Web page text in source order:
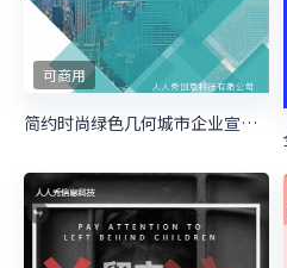
可商用
简约时尚绿色几何城市企业宣传模板